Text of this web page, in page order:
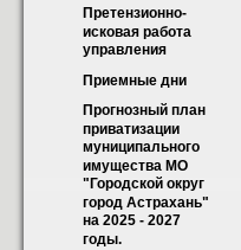
Претензионно-
исковая работа
управления
Приемные дни
Прогнозный план
приватизации
муниципального
имущества МО
"Городской округ
город Астрахань"
на 2025 - 2027
годы.